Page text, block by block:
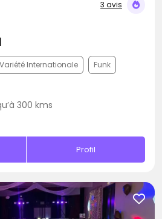
3 avis
Variété Internationale Funk
300 kms
Profil